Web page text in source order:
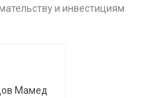
и инвестициям